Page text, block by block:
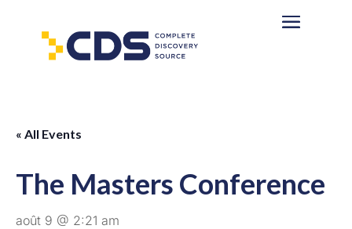
« All Events
The Masters Conference
août 9 @ 2:21 am